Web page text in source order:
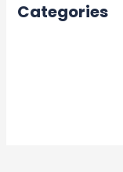
Categories